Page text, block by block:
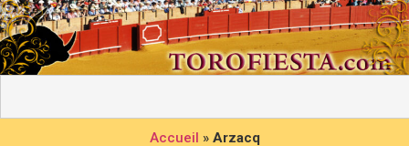
Accueil » Arzacq